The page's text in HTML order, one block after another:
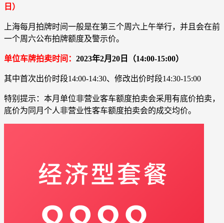
日）
上海每月拍牌时间一般是在第三个周六上午举行，并且会在前
一个周六公布拍牌额度及警示价。
单位车牌拍卖时间： 2023年2月20日（14:00-15:00）
其中首次出价时段14:00-14:30、修改出价时段14:30-15:00
特别提示：本月单位非营业客车额度拍卖会采用有底价拍卖，
底价为同月个人非营业性客车额度拍卖会的成交均价。